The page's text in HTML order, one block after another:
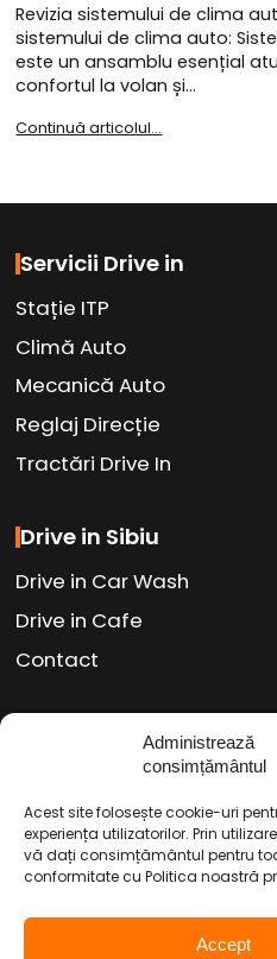
Administrează
consimțământul
Acest site folosește cookie-uri
experiența utilizatorilor. Prin
vă dați consimțământul pentru
conformitate cu Politica noastră
Accept
Revizia sistemului de clima
sistemului de clima auto:
este un ansamblu esențial
confortul la volan și…
Continuă articolul...
Servicii Drive in
Stație ITP
Climă Auto
Mecanică Auto
Reglaj Direcție
Tractări Drive In
Drive in Sibiu
Drive in Car Wash
Drive in Cafe
Contact
Social Media
Youtube/WhatsApp/
Politica de Confidențialitate